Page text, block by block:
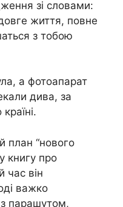
зі словами:
життя, повне
з тобою
а фотоапарат
дива, за
план “нового
книгу про
час він
важко
парашутом,